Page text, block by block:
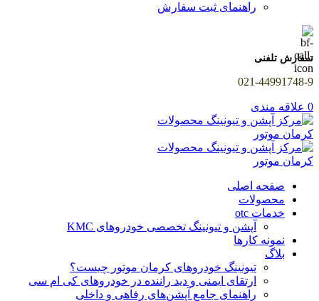
راهنمای ثبت سفارش
سفارش تلفنی
021-44991748-9
0 علاقه مندی
صفحه اصلی
محصولات
خدمات otc
آپشن و تیونینگ تخصصی خودروهای KMC
نمونه کارها
بلاگ
تیونینگ خودروهای کرمان موتور چیست؟
ارتقای ایمنی و دید راننده در خودروهای کی ام سی
راهنمای جامع آپشن‌های رفاهی و داخلی